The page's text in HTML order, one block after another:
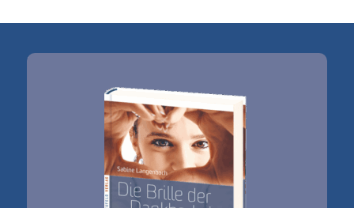
Sabine Langenbach
Tel.: 0170 / 32 17 178
kontakt@sabine-langenbach.de